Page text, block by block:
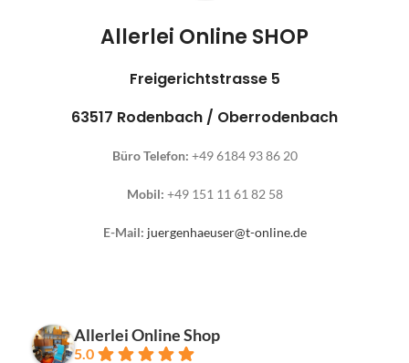
Allerlei Online SHOP
Freigerichtstrasse 5
63517 Rodenbach / Oberrodenbach
Büro Telefon: +49 6184 93 86 20
Mobil: +49 151 11 61 82 58
E-Mail: juergenhaeuser@t-online.de
Allerlei Online Shop
5.0